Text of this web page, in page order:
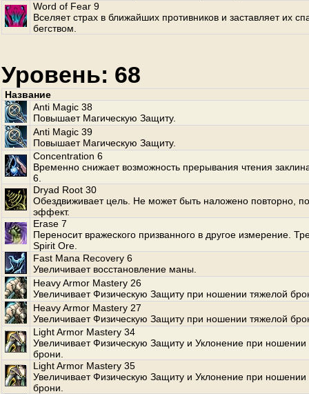
Word of Fear 9
Вселяет страх в ближайших противников и заставляет их
бегством.
Уровень: 68
Название
Anti Magic 38
Повышает Магическую Защиту.
Anti Magic 39
Повышает Магическую Защиту.
Concentration 6
Временно снижает возможность прерывания чтения
6.
Dryad Root 30
Обездвиживает цель. Не может быть наложено повторно,
эффект.
Erase 7
Переносит вражеского призванного в другое измерение.
Spirit Ore.
Fast Mana Recovery 6
Увеличивает восстановление маны.
Heavy Armor Mastery 26
Увеличивает Физическую Защиту при ношении тяжелой
Heavy Armor Mastery 27
Увеличивает Физическую Защиту при ношении тяжелой
Light Armor Mastery 34
Увеличивает Физическую Защиту и Уклонение при ношении
брони.
Light Armor Mastery 35
Увеличивает Физическую Защиту и Уклонение при ношении
брони.